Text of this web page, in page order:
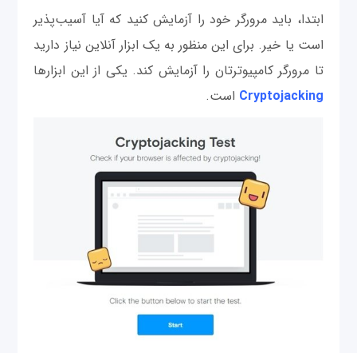
ابتدا، باید مرورگر خود را آزمایش کنید که آیا آسیب‌پذیر
است یا خیر. برای این منظور به یک ابزار آنلاین نیاز دارید
تا مرورگر کامپیوترتان را آزمایش کند. یکی از این ابزارها
Cryptojacking است.